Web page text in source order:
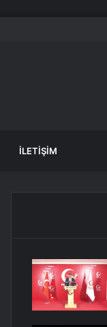
İLETIŞIM